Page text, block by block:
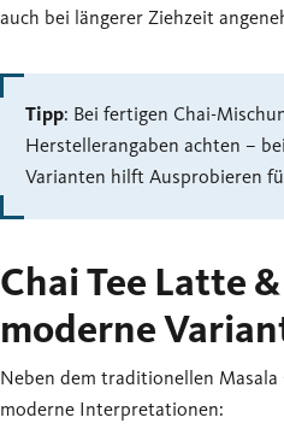
auch bei längerer Ziehzeit
Tipp: Bei fertigen Chai-
Herstellerangaben achten –
Varianten hilft Ausprobieren
Chai Tee Latte
moderne
Neben dem traditionellen Masala
moderne Interpretationen: